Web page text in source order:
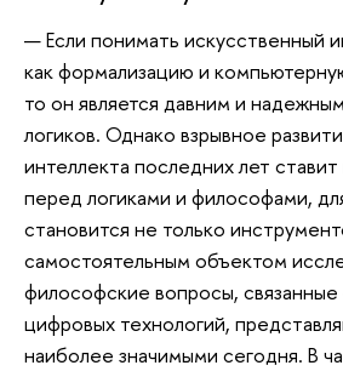
— Если понимать искусственный
как формализацию и
то он является давним и
логиков. Однако взрывное
интеллекта последних лет
перед логиками и философами,
становится не только
самостоятельным объектом
философские вопросы,
цифровых технологий,
наиболее значимыми сегодня. В